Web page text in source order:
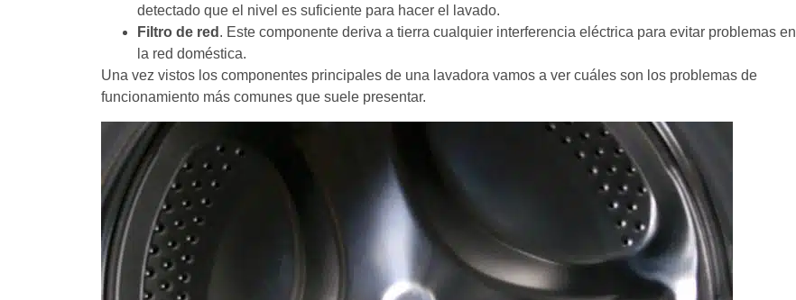
detectado que el nivel es suficiente para hacer el lavado.
Filtro de red . Este componente deriva a tierra cualquier interferencia eléctrica para evitar problemas en
la red doméstica.
Una vez vistos los componentes principales de una lavadora vamos a ver cuáles son los problemas de
funcionamiento más comunes que suele presentar.